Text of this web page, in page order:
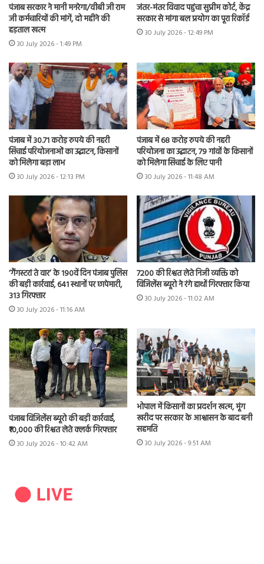
पंजाब सरकार ने मानी मनरेगा/वीबी जी राम
जी कर्मचारियों की मांगें, दो महीने की
हड़ताल खत्म
30 July 2026 - 1:49 PM
जंतर-मंतर विवाद पहुंचा सुप्रीम कोर्ट, केंद्र
सरकार से मांगा बल प्रयोग का पूरा रिकॉर्ड
30 July 2026 - 12:49 PM
पंजाब में 30.71 करोड़ रुपये की नहरी
सिंचाई परियोजनाओं का उद्घाटन, किसानों
को मिलेगा बड़ा लाभ
30 July 2026 - 12:13 PM
पंजाब में 68 करोड़ रुपये की नहरी
परियोजना का उद्घाटन, 79 गांवों के किसानों
को मिलेगा सिंचाई के लिए पानी
30 July 2026 - 11:48 AM
‘गैंगस्टरां ते वार’ के 190वें दिन पंजाब पुलिस
की बड़ी कार्रवाई, 641 स्थानों पर छापेमारी,
313 गिरफ्तार
30 July 2026 - 11:16 AM
7200 की रिश्वत लेते निजी व्यक्ति को
विजिलेंस ब्यूरो ने रंगे हाथों गिरफ्तार किया
30 July 2026 - 11:02 AM
पंजाब विजिलेंस ब्यूरो की बड़ी कार्रवाई,
₹10,000 की रिश्वत लेते क्लर्क गिरफ्तार
30 July 2026 - 10:42 AM
भोपाल में किसानों का प्रदर्शन खत्म, मूंग
खरीद पर सरकार के आश्वासन के बाद बनी
सहमति
30 July 2026 - 9:51 AM